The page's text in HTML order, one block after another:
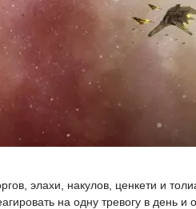
элахи, накулов, ценкети и
на одну тревогу в день